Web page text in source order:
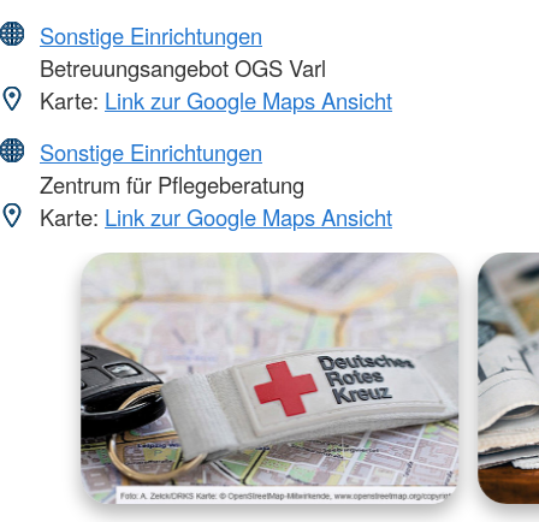
Sonstige Einrichtungen
Betreuungsangebot OGS Varl
Karte: Link zur Google Maps Ansicht
Sonstige Einrichtungen
Zentrum für Pflegeberatung
Karte: Link zur Google Maps Ansicht